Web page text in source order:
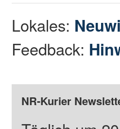
Lokales:
Feedback:
NR-Kurier